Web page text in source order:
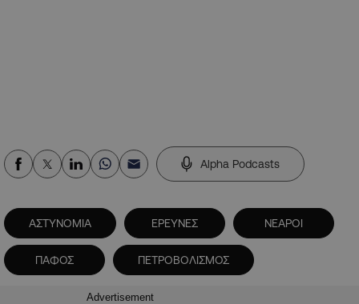
Alpha Podcasts
ΑΣΤΥΝΟΜΙΑ ΕΡΕΥΝΕΣ ΝΕΑΡΟΙ
ΠΑΦΟΣ ΠΕΤΡΟΒΟΛΙΣΜΟΣ
Advertisement